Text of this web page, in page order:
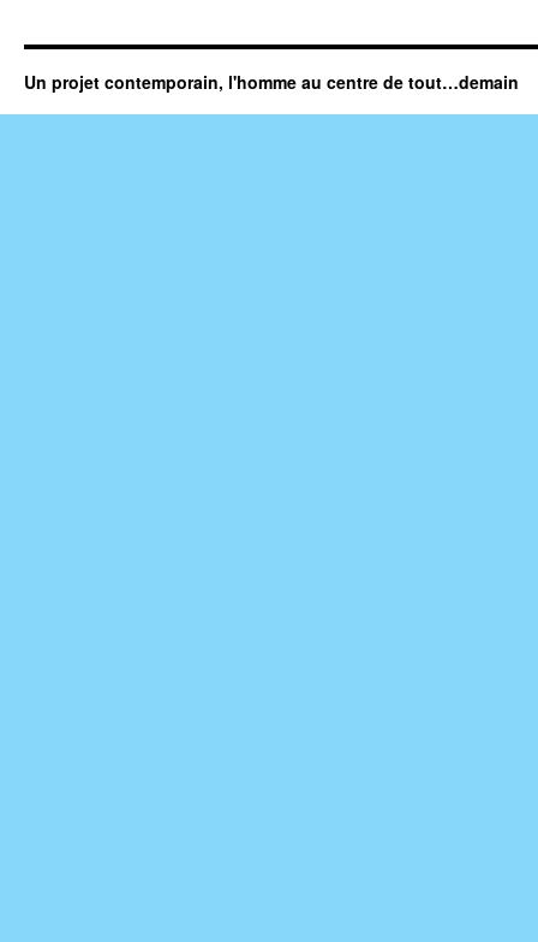
Un projet contemporain, l'homme au centre de tout…demain